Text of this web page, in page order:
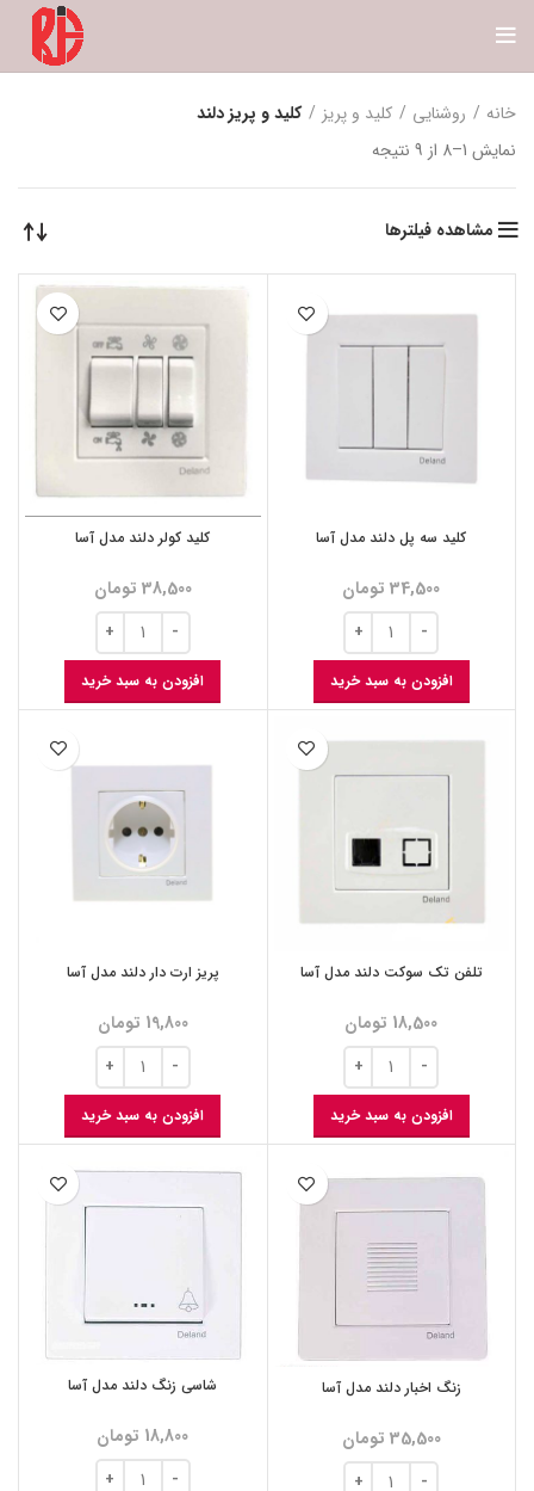
خانه روشنایی کلید و پریز
کلید و پریز دلند
نمایش 1–8 از 9 نتیجه
مشاهده فیلترها
کلید سه پل دلند مدل آسا
34,500 تومان
افزودن به سبد خرید
کلید کولر دلند مدل آسا
38,500 تومان
افزودن به سبد خرید
تلفن تک سوکت دلند مدل آسا
18,500 تومان
افزودن به سبد خرید
پریز ارت دار دلند مدل آسا
19,800 تومان
افزودن به سبد خرید
زنگ اخبار دلند مدل آسا
35,500 تومان
شاسی زنگ دلند مدل آسا
18,800 تومان